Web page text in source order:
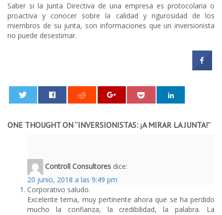
Saber si la Junta Directiva de una empresa es protocolaria o
proactiva y conocer sobre la calidad y rigurosidad de los
miembros de su junta, son informaciones que un inversionista
no puede desestimar.
ONE THOUGHT ON “INVERSIONISTAS: ¡A MIRAR LA JUNTA!”
Controll Consultores dice:
20 junio, 2018 a las 9:49 pm
Corporativo saludo.
Excelente tema, muy pertinente ahora que se ha perdido
mucho la confianza, la credibilidad, la palabra. La